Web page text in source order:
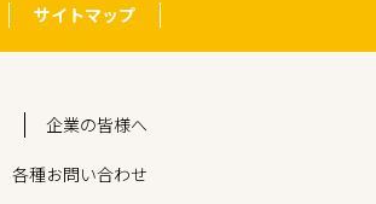
サイトマップ
企業の皆様へ
各種お問い合わせ